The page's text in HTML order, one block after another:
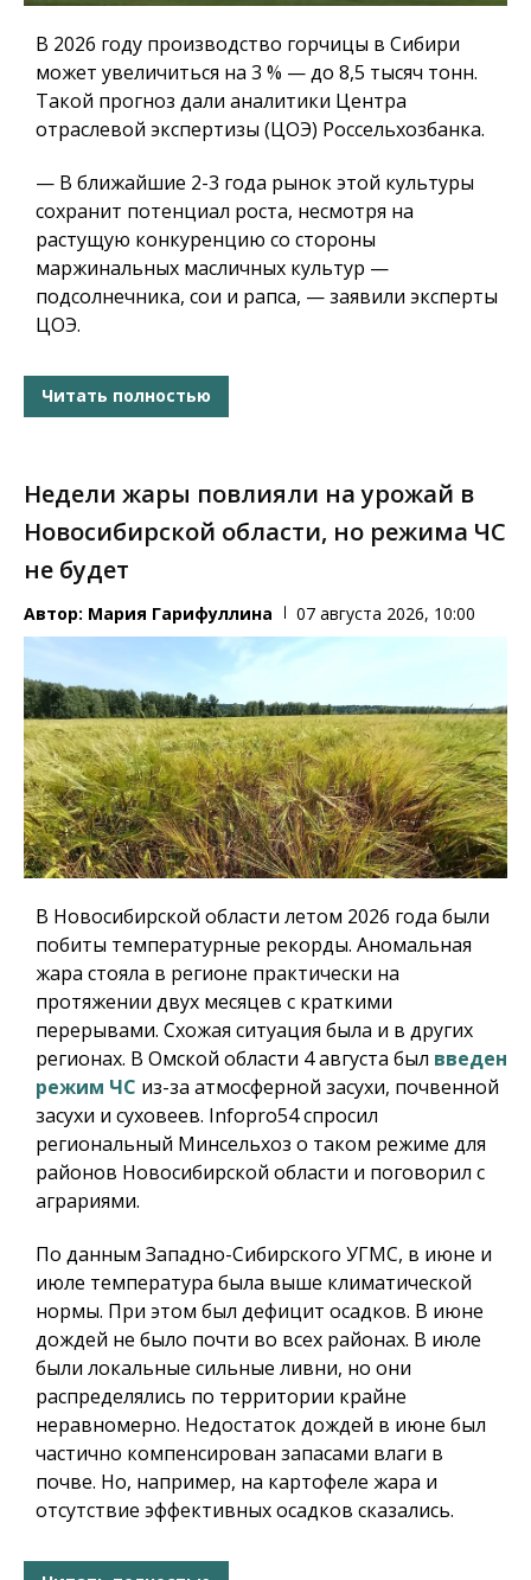
В 2026 году производство горчицы в Сибири
может увеличиться на 3 % — до 8,5 тысяч тонн.
Такой прогноз дали аналитики Центра
отраслевой экспертизы (ЦОЭ) Россельхозбанка.
— В ближайшие 2-3 года рынок этой культуры
сохранит потенциал роста, несмотря на
растущую конкуренцию со стороны
маржинальных масличных культур —
подсолнечника, сои и рапса, — заявили эксперты
ЦОЭ.
Читать полностью
Недели жары повлияли на урожай в
Новосибирской области, но режима ЧС
не будет
Автор: Мария Гарифуллина 07 августа 2026, 10:00
В Новосибирской области летом 2026 года были
побиты температурные рекорды. Аномальная
жара стояла в регионе практически на
протяжении двух месяцев с краткими
перерывами. Схожая ситуация была и в других
регионах. В Омской области 4 августа был введен
режим ЧС из-за атмосферной засухи, почвенной
засухи и суховеев. Infopro54спросил
региональный Минсельхоз о таком режиме для
районов Новосибирской области и поговорил с
аграриями.
По данным Западно-Сибирского УГМС, в июне и
июле температура была выше климатической
нормы. При этом был дефицит осадков. В июне
дождей не было почти во всех районах. В июле
были локальные сильные ливни, но они
распределялись по территории крайне
неравномерно. Недостаток дождей в июне был
частично компенсирован запасами влаги в
почве. Но, например, на картофеле жара и
отсутствие эффективных осадков сказались.